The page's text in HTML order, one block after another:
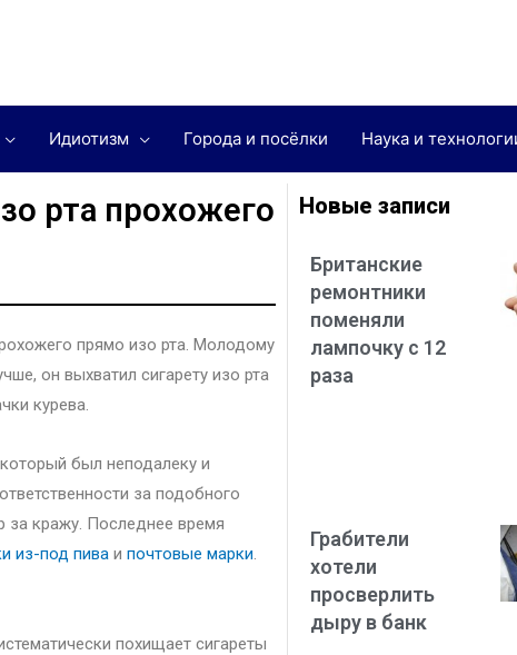
Идиотизм Города и посёлки Наука и
рта прохожего
прямо изо рта. Молодому
он выхватил сигарету изо рта
курева.
был неподалеку и
за подобного
за кражу. Последнее время
из-под пива и почтовые марки.
похищает сигареты
Новые записи
Британские
ремонтники
поменяли
лампочку с 12
раза
Грабители
хотели
просверлить
дыру в банк